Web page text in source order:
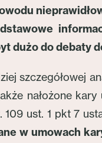
dużo do debaty
szczegółowej
nałożone
ust. 1 pkt 7
w umowach